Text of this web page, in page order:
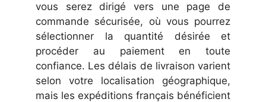
vous serez dirigé vers une page de
commande sécurisée, où vous pourrez
sélectionner la quantité désirée et
procéder au paiement en toute
confiance. Les délais de livraison varient
selon votre localisation géographique,
mais les expéditions français bénéficient